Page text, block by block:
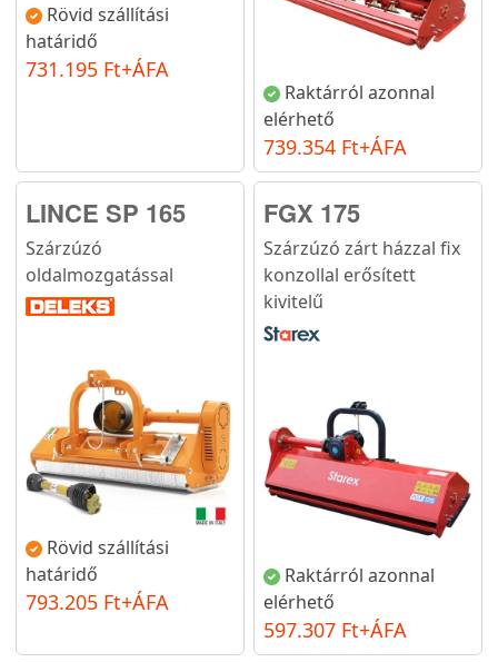
Rövid szállítási
határidő
731.195 Ft+ÁFA
Raktárról azonnal
elérhető
739.354 Ft+ÁFA
LINCE SP 165
Szárzúzó
oldalmozgatással
Rövid szállítási
határidő
793.205 Ft+ÁFA
FGX 175
Szárzúzó zárt házzal fix
konzollal erősített
kivitelű
Raktárról azonnal
elérhető
597.307 Ft+ÁFA